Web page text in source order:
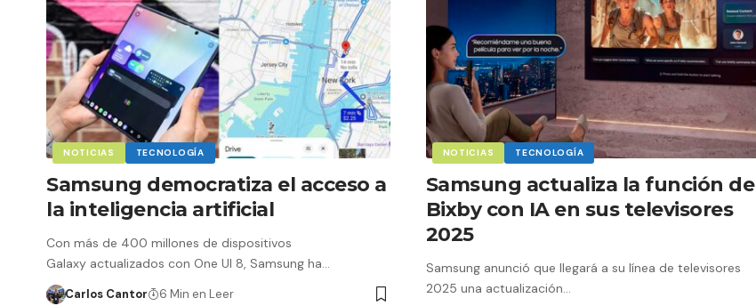
NOTICIAS TECNOLOGÍA
Samsung democratiza el acceso a
la inteligencia artificial
Con más de 400 millones de dispositivos
Galaxy actualizados con One UI 8, Samsung ha…
Carlos Cantor 6 Min en Leer
NOTICIAS TECNOLOGÍA
Samsung actualiza la función de
Bixby con IA en sus televisores
2025
Samsung anunció que llegará a su línea de televisores
2025 una actualización…